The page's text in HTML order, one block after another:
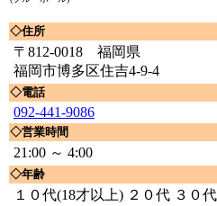
◇住所
〒812-0018 福岡県
福岡市博多区住吉4-9-4
◇電話
092-441-9086
◇営業時間
21:00 ～ 4:00
◇年齢
１０代(18才以上) ２０代 ３０